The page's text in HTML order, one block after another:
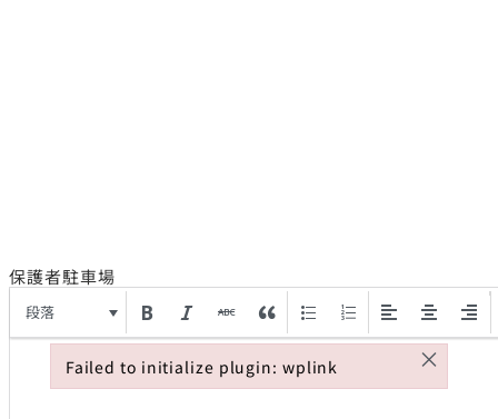
保護者駐車場
段落
Failed to initialize plugin: wplink ×
Failed to initialize plugin: wplink